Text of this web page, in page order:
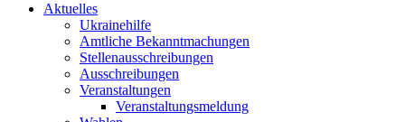
Aktuelles
Ukrainehilfe
Amtliche Bekanntmachungen
Stellenausschreibungen
Ausschreibungen
Veranstaltungen
Veranstaltungsmeldung